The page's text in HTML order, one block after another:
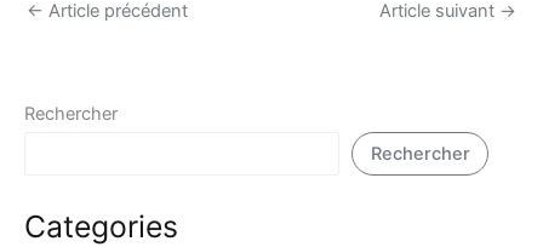
← Article précédent Article suivant →
Rechercher
Rechercher
Categories